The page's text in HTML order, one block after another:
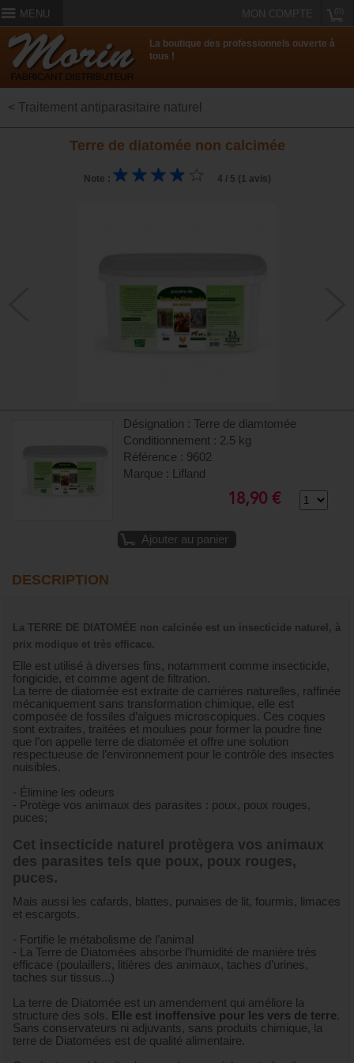
MENU MON COMPTE
La boutique des professionnels ouverte à
tous !
< Traitement antiparasitaire naturel
Terre de diatomée non calcimée
Note : 4 / 5 (1 avis)
Désignation : Terre de diamtomée
Conditionnement : 2.5 kg
Référence : 9602
Marque : Lifland
18,90 €
Ajouter au panier
DESCRIPTION
La TERRE DE DIATOMÉE non calcinée est un insecticide naturel, à
prix modique et très efficace.
Elle est utilisé à diverses fins, notamment comme insecticide,
fongicide, et comme agent de filtration.
La terre de diatomée est extraite de carrières naturelles, raffinée
mécaniquement sans transformation chimique, elle est
composée de fossiles d’algues microscopiques. Ces coques
sont extraites, traitées et moulues pour former la poudre fine
que l’on appelle terre de diatomée et offre une solution
respectueuse de l’environnement pour le contrôle des insectes
nuisibles.
- Élimine les odeurs
- Protège vos animaux des parasites : poux, poux rouges,
puces;
Cet insecticide naturel protègera vos animaux
des parasites tels que poux, poux rouges,
puces.
Mais aussi les cafards, blattes, punaises de lit, fourmis, limaces
et escargots.
- Fortifie le métabolisme de l’animal
- La Terre de Diatomées absorbe l’humidité de manière très
efficace (poulaillers, litières des animaux, taches d’urines,
taches sur tissus...)
La terre de Diatomée est un amendement qui améliore la
structure des sols. Elle est inoffensive pour les vers de terre.
Sans conservateurs ni adjuvants, sans produits chimique, la
terre de Diatomées est de qualité alimentaire.